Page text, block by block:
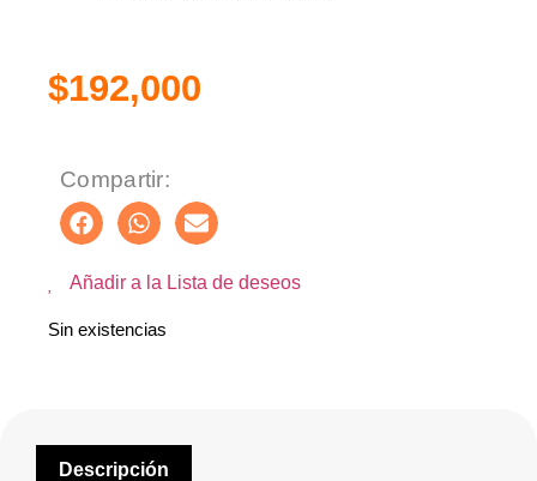
$192,000
Compartir:
Añadir a la Lista de deseos
Sin existencias
Descripción